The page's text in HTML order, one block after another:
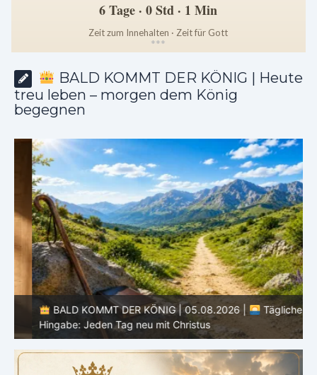
6 Tage · 0 Std · 1 Min
Zeit zum Innehalten · Zeit für Gott
***
BALD KOMMT DER KÖNIG | Heute
treu leben – morgen dem König
begegnen
BALD KOMMT DER KÖNIG | 05.08.2026 |
Tägliche
Hingabe: Jeden Tag neu mit Christus